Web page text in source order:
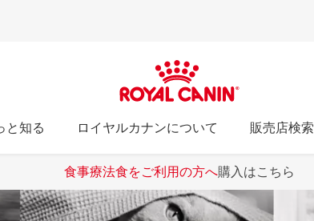
と知る ロイヤルカナンについて 販売店検索
食事療法食をご利用の方へ購入はこちら